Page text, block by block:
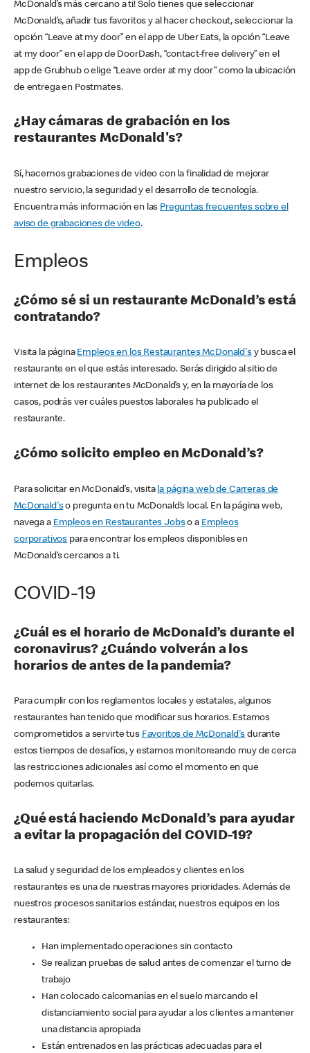
McDonald’s más cercano a ti! Solo tienes que seleccionar
McDonald’s, añadir tus favoritos y al hacer checkout, seleccionar la
opción “Leave at my door” en el app de Uber Eats, la opción “Leave
at my door” en el app de DoorDash, “contact-free delivery” en el
app de Grubhub o elige “Leave order at my door” como la ubicación
de entrega en Postmates.
¿Hay cámaras de grabación en los
restaurantes McDonald's?
Sí, hacemos grabaciones de video con la finalidad de mejorar
nuestro servicio, la seguridad y el desarrollo de tecnología.
Encuentra más información en las Preguntas frecuentes sobre el
aviso de grabaciones de video.
Empleos
¿Cómo sé si un restaurante McDonald’s está
contratando?
Visita la página Empleos en los Restaurantes McDonald'sy busca el
restaurante en el que estás interesado. Serás dirigido al sitio de
internet de los restaurantes McDonald’s y, en la mayoría de los
casos, podrás ver cuáles puestos laborales ha publicado el
restaurante.
¿Cómo solicito empleo en McDonald’s?
Para solicitar en McDonald’s, visita la página web de Carreras de
McDonald'so pregunta en tu McDonald’s local. En la página web,
navega a Empleos en Restaurantes Jobso a Empleos
corporativos para encontrar los empleos disponibles en
McDonald’s cercanos a ti.
COVID-19
¿Cuál es el horario de McDonald’s durante el
coronavirus? ¿Cuándo volverán a los
horarios de antes de la pandemia?
Para cumplir con los reglamentos locales y estatales, algunos
restaurantes han tenido que modificar sus horarios. Estamos
comprometidos a servirte tus Favoritos de McDonald's durante
estos tiempos de desafíos, y estamos monitoreando muy de cerca
las restricciones adicionales así como el momento en que
podemos quitarlas.
¿Qué está haciendo McDonald’s para ayudar
a evitar la propagación del COVID-19?
La salud y seguridad de los empleados y clientes en los
restaurantes es una de nuestras mayores prioridades. Además de
nuestros procesos sanitarios estándar, nuestros equipos en los
restaurantes:
Han implementado operaciones sin contacto
Se realizan pruebas de salud antes de comenzar el turno de
trabajo
Han colocado calcomanías en el suelo marcando el
distanciamiento social para ayudar a los clientes a mantener
una distancia apropiada
Están entrenados en las prácticas adecuadas para el